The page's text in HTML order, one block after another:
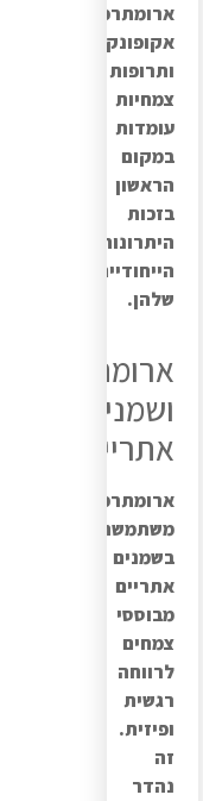
ארומתרפיה,
אקופונקטורה
ותרופות
צמחיות
עומדות
במקום
הראשון
בזכות
היתרונות
הייחודיים
שלהן.
ארומתרפיה
ושמנים
אתריים
ארומתרפיה
משתמשת
בשמנים
אתריים
מבוססי
צמחים
לרווחה
רגשית
ופיזית.
זה
נהדר